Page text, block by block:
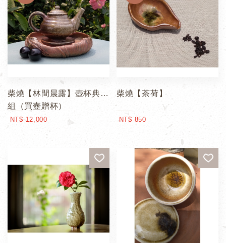
柴燒【林間晨露】壺杯典藏
組（買壺贈杯）
NT$ 12,000
柴燒【茶荷】
NT$ 850